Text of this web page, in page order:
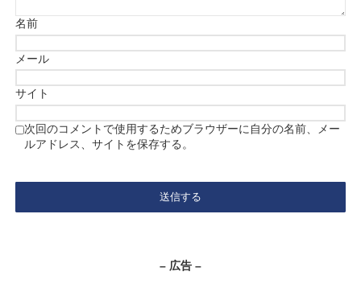
名前
メール
サイト
次回のコメントで使用するためブラウザーに自分の名前、メー
ルアドレス、サイトを保存する。
– 広告 –